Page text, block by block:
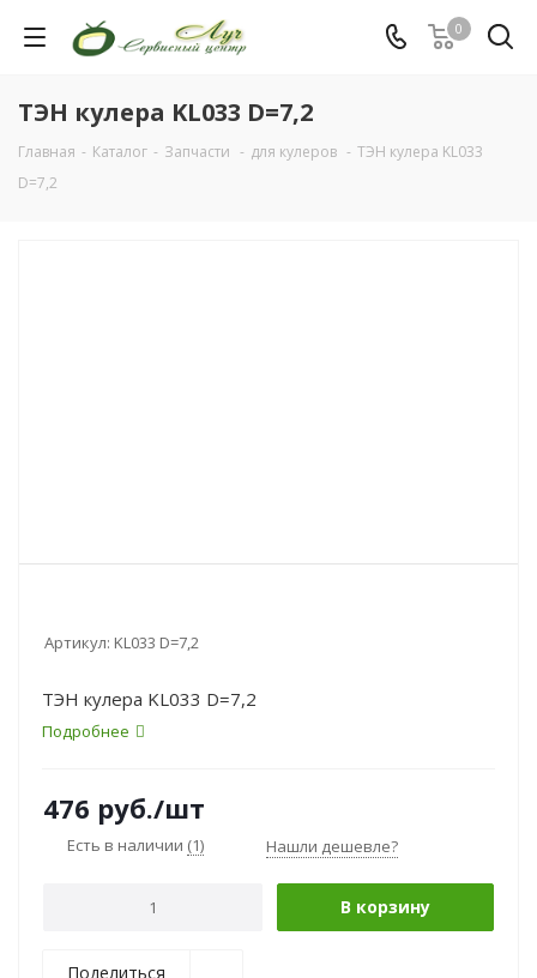
0
ТЭН кулера KL033 D=7,2
Главная - Каталог - Запчасти - для кулеров - ТЭН кулера KL033
D=7,2
Артикул: KL033 D=7,2
ТЭН кулера KL033 D=7,2
Подробнее
476 руб./шт
Есть в наличии (1) Нашли дешевле?
В корзину
Поделиться